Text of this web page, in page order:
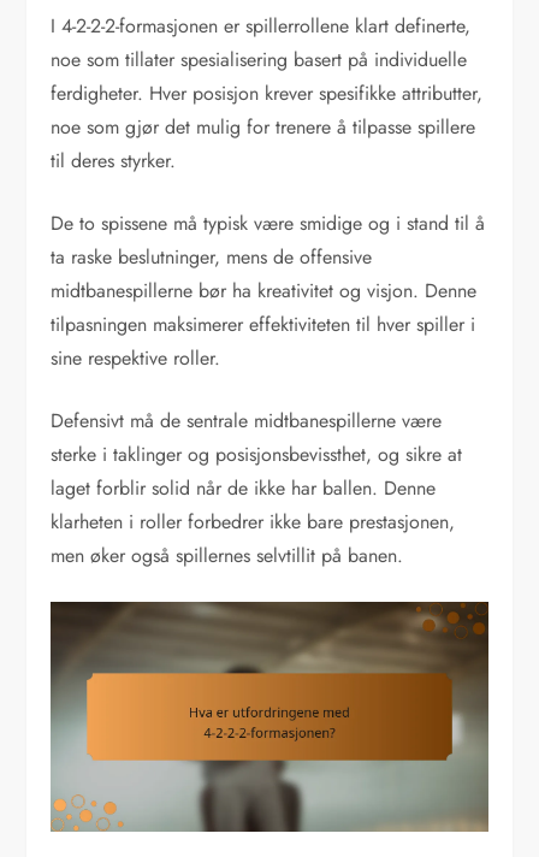
I 4-2-2-2-formasjonen er spillerrollene klart definerte,
noe som tillater spesialisering basert på individuelle
ferdigheter. Hver posisjon krever spesifikke attributter,
noe som gjør det mulig for trenere å tilpasse spillere
til deres styrker.
De to spissene må typisk være smidige og i stand til å
ta raske beslutninger, mens de offensive
midtbanespillerne bør ha kreativitet og visjon. Denne
tilpasningen maksimerer effektiviteten til hver spiller i
sine respektive roller.
Defensivt må de sentrale midtbanespillerne være
sterke i taklinger og posisjonsbevissthet, og sikre at
laget forblir solid når de ikke har ballen. Denne
klarheten i roller forbedrer ikke bare prestasjonen,
men øker også spillernes selvtillit på banen.